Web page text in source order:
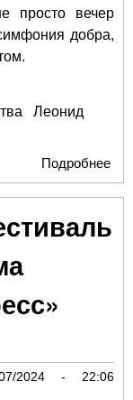
просто вечер
добра,
Леонид
Подробнее
2024 - 22:06